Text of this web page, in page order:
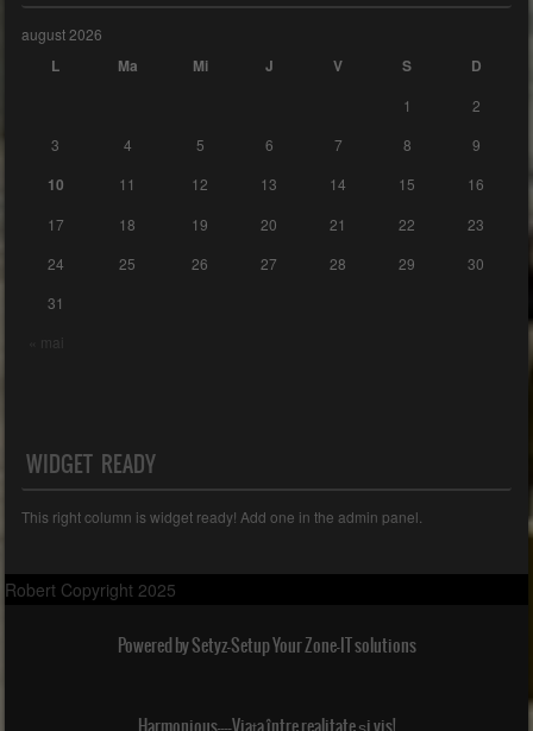
august 2026
L Ma Mi J V S D
« mai
1
2
3
4 5 6 7 8 9
10 11 12 13 14 15
16
17
18 19 20 21 22
23
24
25 26 27 28 29
30
31
WIDGET READY
This right column is widget ready! Add one in the admin panel.
Robert Copyright 2025
Powered by Setyz-Setup Your Zone-IT solutions
Harmonious----Viața între realitate și vis!